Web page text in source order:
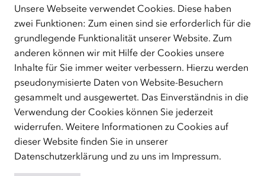
LEHRGANG TRANSKULTURELLES
MANAGEMENT (TKM)
8-Moduliger-LEHRGANG - Die Module sind einzeln wählbar und
buchbar – jeweils mit Zertifikat
Unsere Webseite verwendet Cookies. Diese haben
zwei Funktionen: Zum einen sind sie erforderlich für die
grundlegende Funktionalität unserer Website. Zum
anderen können wir mit Hilfe der Cookies unsere
Inhalte für Sie immer weiter verbessern. Hierzu werden
pseudonymisierte Daten von Website-Besuchern
gesammelt und ausgewertet. Das Einverständnis in die
Verwendung der Cookies können Sie jederzeit
widerrufen. Weitere Informationen zu Cookies auf
dieser Website finden Sie in unserer
Datenschutzerklärung und zu uns im Impressum.